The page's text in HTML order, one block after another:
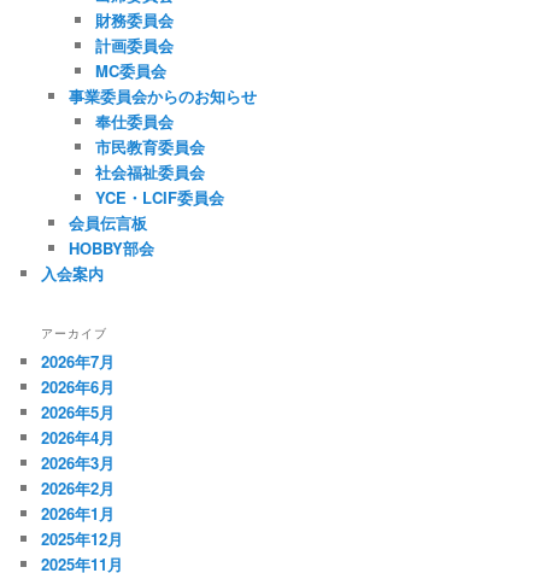
財務委員会
計画委員会
MC委員会
事業委員会からのお知らせ
奉仕委員会
市民教育委員会
社会福祉委員会
YCE・LCIF委員会
会員伝言板
HOBBY部会
入会案内
アーカイブ
2026年7月
2026年6月
2026年5月
2026年4月
2026年3月
2026年2月
2026年1月
2025年12月
2025年11月